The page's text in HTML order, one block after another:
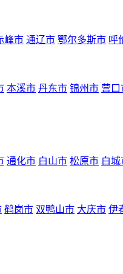
峰市 通辽市 鄂尔多斯市 呼
本溪市 丹东市 锦州市 营口
通化市 白山市 松原市 白城
鹤岗市 双鸭山市 大庆市 伊